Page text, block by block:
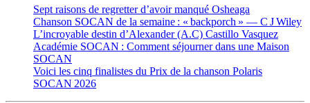
Sept raisons de regretter d’avoir manqué Osheaga
Chanson SOCAN de la semaine : « backporch » — C J Wiley
L’incroyable destin d’Alexander (A.C) Castillo Vasquez
Académie SOCAN : Comment séjourner dans une Maison
SOCAN
Voici les cinq finalistes du Prix de la chanson Polaris
SOCAN 2026